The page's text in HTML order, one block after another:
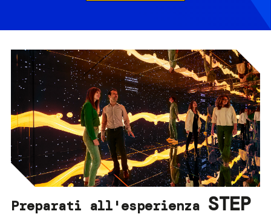
Preparati all'esperienza STEP